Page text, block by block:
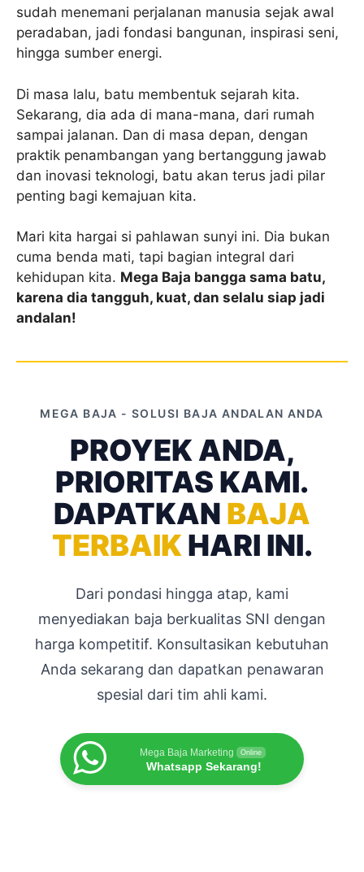
sudah menemani perjalanan manusia sejak awal
peradaban, jadi fondasi bangunan, inspirasi seni,
hingga sumber energi.
Di masa lalu, batu membentuk sejarah kita.
Sekarang, dia ada di mana-mana, dari rumah
sampai jalanan. Dan di masa depan, dengan
praktik penambangan yang bertanggung jawab
dan inovasi teknologi, batu akan terus jadi pilar
penting bagi kemajuan kita.
Mari kita hargai si pahlawan sunyi ini. Dia bukan
cuma benda mati, tapi bagian integral dari
kehidupan kita. Mega Baja bangga sama batu,
karena dia tangguh, kuat, dan selalu siap jadi
andalan!
MEGA BAJA - SOLUSI BAJA ANDALAN ANDA
PROYEK ANDA,
PRIORITAS KAMI.
DAPATKAN BAJA
TERBAIKHARI INI.
Dari pondasi hingga atap, kami
menyediakan baja berkualitas SNI dengan
harga kompetitif. Konsultasikan kebutuhan
Anda sekarang dan dapatkan penawaran
spesial dari tim ahli kami.
Mega Baja Marketing Online
Whatsapp Sekarang!